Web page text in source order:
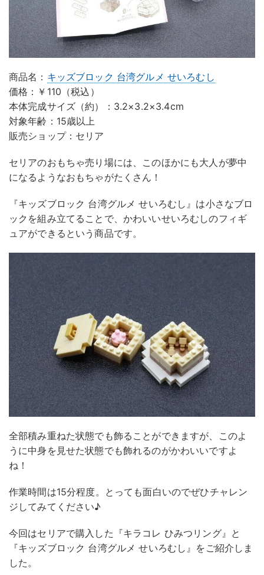
商品名： キッズブロック 台湾グルメ せいろむし
価格：￥110（税込）
本体完成サイズ（約）：3.2×3.2×3.4cm
対象年齢：15歳以上
販売ショップ：セリア
セリアのおもちゃ売り場には、このほかにも大人が夢中
になるようなおもちゃがたくさん！
『キッズブロック 台湾グルメ せいろむし』は小さなブロ
ックを組み立てることで、かわいいせいろむしのフィギ
ュアができるという商品です。
全部積み重ねた状態でも飾ることができますが、このよ
うに中身を見せた状態でも飾れるのがかわいいですよ
ね！
作業時間は15分程度。とっても面白いのでぜひチャレン
ジしてみてください♪
今回はセリアで購入した『キラコレ ひみつリング』と
『キッズブロック 台湾グルメ せいろむし』をご紹介しま
した。